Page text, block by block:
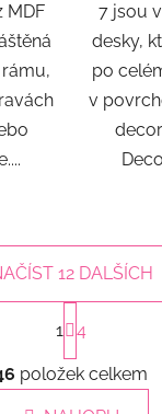
MDF
7 jsou
desky,
po
v
O
v
l
12 DALŠÍCH
t
r
á
n
1 4
položek celkem